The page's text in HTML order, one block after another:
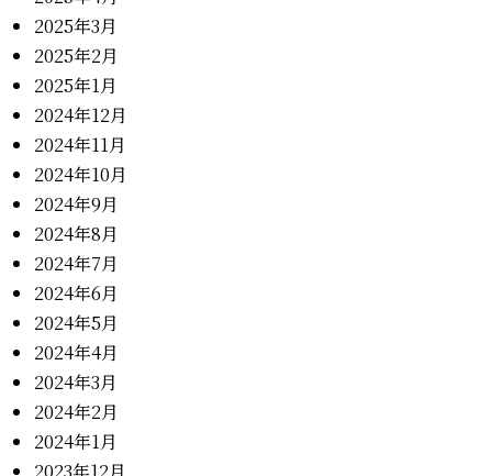
2025年3月
2025年2月
2025年1月
2024年12月
2024年11月
2024年10月
2024年9月
2024年8月
2024年7月
2024年6月
2024年5月
2024年4月
2024年3月
2024年2月
2024年1月